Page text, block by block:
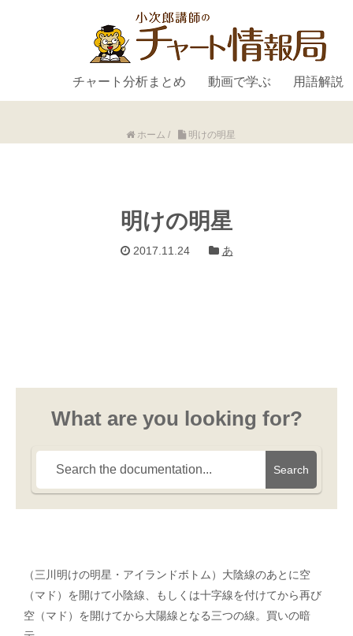
チャート分析まとめ 動画で学ぶ 用語解説
ホーム / 明けの明星
明けの明星
2017.11.24 あ
What are you looking for?
Search
（三川明けの明星・アイランドボトム）大陰線のあとに空
（マド）を開けて小陰線、もしくは十字線を付けてから再び
空（マド）を開けてから大陽線となる三つの線。買いの暗